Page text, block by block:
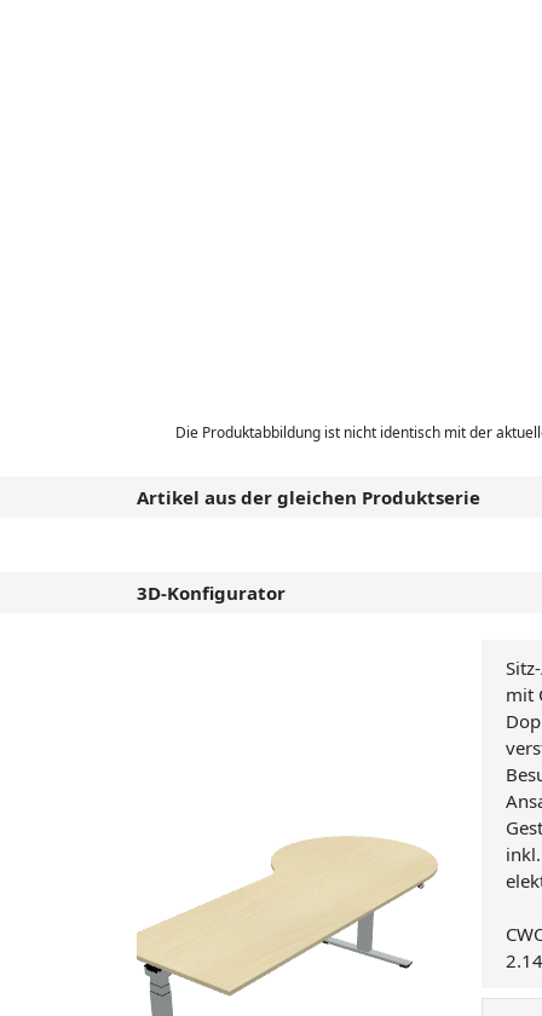
Die Produktabbildung ist nicht identisch mit der
Artikel aus der gleichen Produktserie
3D-Konfigurator
mit